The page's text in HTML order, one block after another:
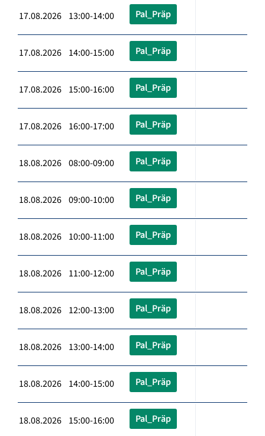
17.08.2026 13:00-14:00 Pal_Präp
17.08.2026 14:00-15:00 Pal_Präp
17.08.2026 15:00-16:00 Pal_Präp
17.08.2026 16:00-17:00 Pal_Präp
18.08.2026 08:00-09:00 Pal_Präp
18.08.2026 09:00-10:00 Pal_Präp
18.08.2026 10:00-11:00 Pal_Präp
18.08.2026 11:00-12:00 Pal_Präp
18.08.2026 12:00-13:00 Pal_Präp
18.08.2026 13:00-14:00 Pal_Präp
18.08.2026 14:00-15:00 Pal_Präp
18.08.2026 15:00-16:00 Pal_Präp